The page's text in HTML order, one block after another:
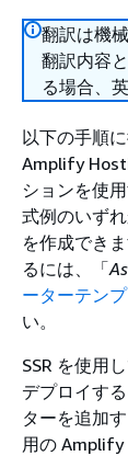
翻訳は機
翻訳内容
る場合、
以下の手順
Amplify
ションを使
式例のいず
を作成でき
るには、「
ーターテン
い。
SSR を使用
デプロイす
ターを追加
用の Amplify